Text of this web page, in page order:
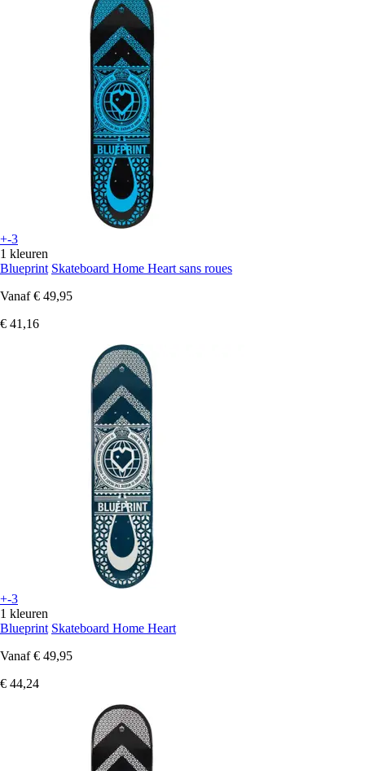
+-3
1 kleuren
Blueprint Skateboard Home Heart sans roues
Vanaf € 49,95
€ 41,16
+-3
1 kleuren
Blueprint Skateboard Home Heart
Vanaf € 49,95
€ 44,24